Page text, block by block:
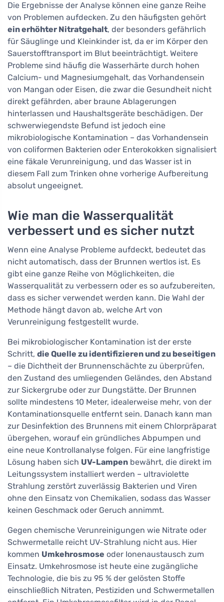
Die Ergebnisse der Analyse können eine ganze Reihe
von Problemen aufdecken. Zu den häufigsten gehört
ein erhöhter Nitratgehalt, der besonders gefährlich
für Säuglinge und Kleinkinder ist, da er im Körper den
Sauerstofftransport im Blut beeinträchtigt. Weitere
Probleme sind häufig die Wasserhärte durch hohen
Calcium- und Magnesiumgehalt, das Vorhandensein
von Mangan oder Eisen, die zwar die Gesundheit nicht
direkt gefährden, aber braune Ablagerungen
hinterlassen und Haushaltsgeräte beschädigen. Der
schwerwiegendste Befund ist jedoch eine
mikrobiologische Kontamination – das Vorhandensein
von coliformen Bakterien oder Enterokokken signalisiert
eine fäkale Verunreinigung, und das Wasser ist in
diesem Fall zum Trinken ohne vorherige Aufbereitung
absolut ungeeignet.
Wie man die Wasserqualität
verbessert und es sicher nutzt
Wenn eine Analyse Probleme aufdeckt, bedeutet das
nicht automatisch, dass der Brunnen wertlos ist. Es
gibt eine ganze Reihe von Möglichkeiten, die
Wasserqualität zu verbessern oder es so aufzubereiten,
dass es sicher verwendet werden kann. Die Wahl der
Methode hängt davon ab, welche Art von
Verunreinigung festgestellt wurde.
Bei mikrobiologischer Kontamination ist der erste
Schritt, die Quelle zu identifizieren und zu beseitigen
– die Dichtheit der Brunnenschächte zu überprüfen,
den Zustand des umliegenden Geländes, den Abstand
zur Sickergrube oder zur Dungstätte. Der Brunnen
sollte mindestens 10 Meter, idealerweise mehr, von der
Kontaminationsquelle entfernt sein. Danach kann man
zur Desinfektion des Brunnens mit einem Chlorpräparat
übergehen, worauf ein gründliches Abpumpen und
eine neue Kontrollanalyse folgen. Für eine langfristige
Lösung haben sich UV-Lampen bewährt, die direkt im
Leitungssystem installiert werden – ultraviolette
Strahlung zerstört zuverlässig Bakterien und Viren
ohne den Einsatz von Chemikalien, sodass das Wasser
keinen Geschmack oder Geruch annimmt.
Gegen chemische Verunreinigungen wie Nitrate oder
Schwermetalle reicht UV-Strahlung nicht aus. Hier
kommen Umkehrosmose oder Ionenaustausch zum
Einsatz. Umkehrosmose ist heute eine zugängliche
Technologie, die bis zu 95 % der gelösten Stoffe
einschließlich Nitraten, Pestiziden und Schwermetallen